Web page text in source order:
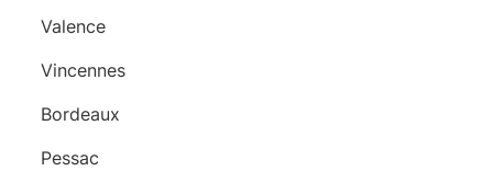
Valence
Vincennes
Bordeaux
Pessac